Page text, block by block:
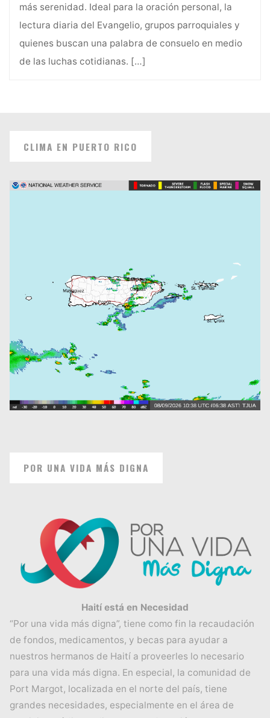
más serenidad. Ideal para la oración personal, la
lectura diaria del Evangelio, grupos parroquiales y
quienes buscan una palabra de consuelo en medio
de las luchas cotidianas. […]
CLIMA EN PUERTO RICO
POR UNA VIDA MÁS DIGNA
Haití está en Necesidad
“Por una vida más digna”, tiene como fin la recaudación
de fondos, medicamentos, y becas para ayudar a
nuestros hermanos de Haití a proveerles lo necesario
para una vida más digna. En especial, la comunidad de
Port Margot, localizada en el norte del país, tiene
grandes necesidades, especialmente en el área de